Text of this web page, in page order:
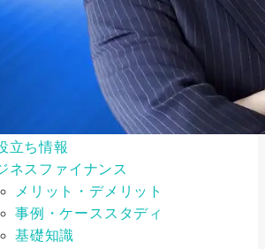
2026年最新版｜補助金の「内示」
とは？仕組み...
CATEGORY
立ち情報
ネスファイナンス
メリット・デメリット
事例・ケーススタディ
基礎知識